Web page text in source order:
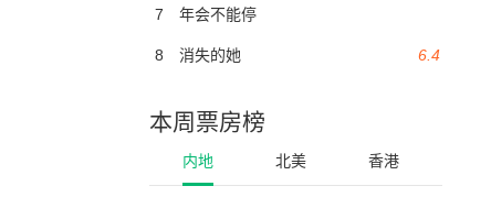
7 年会不能停
6.4
8 消失的她
本周票房榜
内地 北美 香港